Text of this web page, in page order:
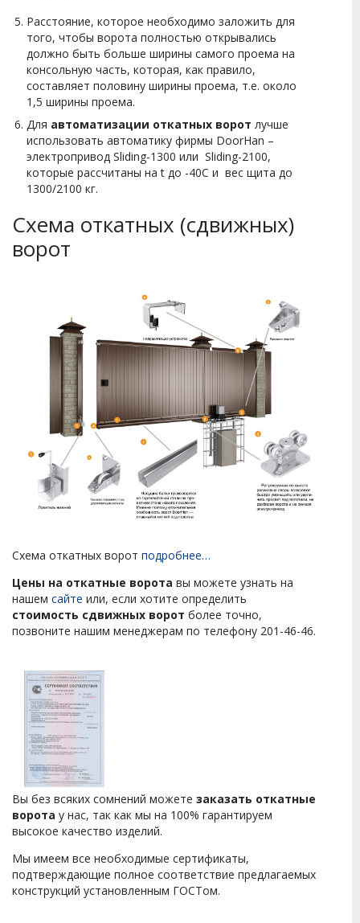
Расстояние, которое необходимо заложить для
того, чтобы ворота полностью открывались
должно быть больше ширины самого проема на
консольную часть, которая, как правило,
составляет половину ширины проема, т.е. около
1,5 ширины проема.
Для автоматизации откатных ворот лучше
использовать автоматику фирмы DoorHan –
электропривод Sliding-1300 или Sliding-2100,
которые рассчитаны на t до -40C и вес щита до
1300/2100 кг.
Схема откатных (сдвижных)
ворот
Схема откатных ворот подробнее…
Цены на откатные ворота вы можете узнать на
нашем сайте или, если хотите определить
стоимость сдвижных ворот более точно,
позвоните нашим менеджерам по телефону 201-46-46.
Вы без всяких сомнений можете заказать откатные
ворота у нас, так как мы на 100% гарантируем
высокое качество изделий.
Мы имеем все необходимые сертификаты,
подтверждающие полное соответствие предлагаемых
конструкций установленным ГОСТом.